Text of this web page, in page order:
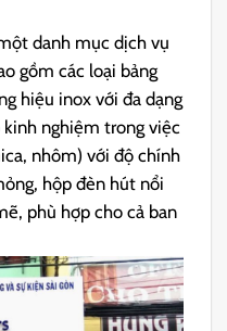
danh mục dịch vụ
gồm các loại bảng
hiệu inox với đa dạng
nghiệm trong việc
nhôm) với độ chính
hộp đèn hút nổi
phù hợp cho cả ban